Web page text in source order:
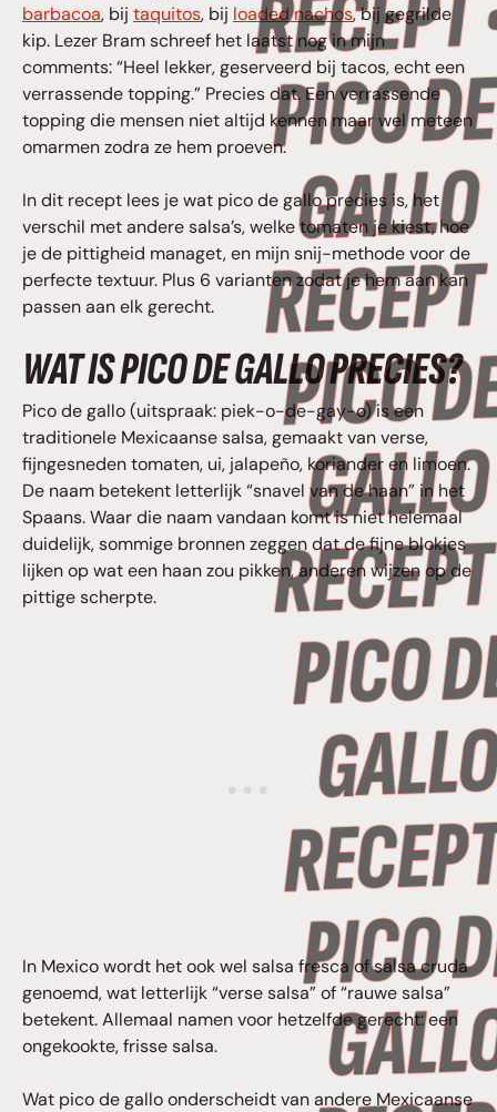
barbacoa, bij taquitos, bij loaded nachos, bij gegrilde
kip. Lezer Bram schreef het laatst nog in mijn
comments: “Heel lekker, geserveerd bij tacos, echt een
verrassende topping.” Precies dat. Een verrassende
topping die mensen niet altijd kennen maar wel meteen
omarmen zodra ze hem proeven.
In dit recept lees je wat pico de gallo precies is, het
verschil met andere salsa’s, welke tomaten je kiest, hoe
je de pittigheid managet, en mijn snij-methode voor de
perfecte textuur. Plus 6 varianten zodat je hem aan kan
passen aan elk gerecht.
WAT IS PICO DE GALLO PRECIES?
Pico de gallo (uitspraak: piek-o-de-gay-o) is een
traditionele Mexicaanse salsa, gemaakt van verse,
fijngesneden tomaten, ui, jalapeño, koriander en limoen.
De naam betekent letterlijk “snavel van de haan” in het
Spaans. Waar die naam vandaan komt is niet helemaal
duidelijk, sommige bronnen zeggen dat de fijne blokjes
lijken op wat een haan zou pikken, anderen wijzen op de
pittige scherpte.
In Mexico wordt het ook wel salsa fresca of salsa cruda
genoemd, wat letterlijk “verse salsa” of “rauwe salsa”
betekent. Allemaal namen voor hetzelfde gerecht: een
ongekookte, frisse salsa.
Wat pico de gallo onderscheidt van andere Mexicaanse